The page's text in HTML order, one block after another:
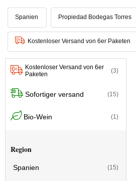
Spanien Propiedad Bodegas Torres
Kostenloser Versand von 6er Paketen
Kostenloser Versand von 6er
Paketen
(3)
Sofortiger versand (15)
Bio-Wein (1)
Region
Spanien (15)